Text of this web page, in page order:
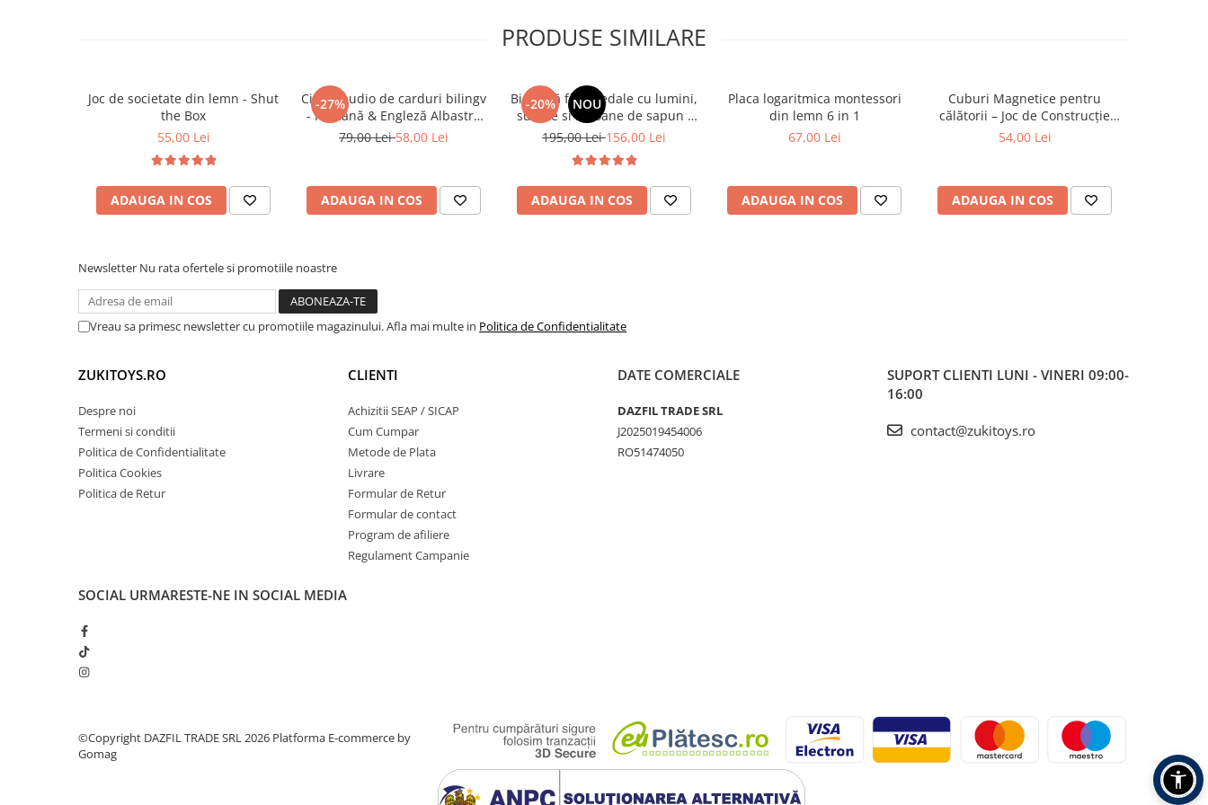
🎯 Ideal pentru
3 ani +
✔ Activități creative acasă sau la grădiniță
✔ Dezvoltarea abilităților artistice și motorii
✔ Cadouri pentru aniversări, sărbători sau proiecte școlare
PRODUSE SIMILARE
Joc de societate din lemn - Shut
the Box
55,00 Lei
ADAUGA IN COS
-27%
Cititor audio de carduri bilingv
- Română & Engleză Albastru
(224 carduri / 448 cuvinte)
79,00 Lei58,00 Lei
ADAUGA IN COS
-20% NOU
Bicicletă fără pedale cu lumini,
sunete si baloane de sapun -
roz
195,00 Lei156,00 Lei
ADAUGA IN COS
Placa logaritmica montessori
din lemn 6 in 1
67,00 Lei
ADAUGA IN COS
Cuburi Magnetice pentru
călătorii – Joc de Construcție
STEM, 3 ani+
54,00 Lei
ADAUGA IN COS
Newsletter Nu rata ofertele si promotiile noastre
Vreau sa primesc newsletter cu promotiile magazinului. Afla mai multe in Politica de Confidentialitate
ZUKITOYS.RO
Despre noi
Termeni si conditii
Politica de Confidentialitate
Politica Cookies
Politica de Retur
CLIENTI
Achizitii SEAP / SICAP
Cum Cumpar
Metode de Plata
Livrare
Formular de Retur
Formular de contact
Program de afiliere
Regulament Campanie
DATE COMERCIALE
DAZFIL TRADE SRL
J2025019454006
RO51474050
SUPORT CLIENTI LUNI - VINERI 09:00-
16:00
contact@zukitoys.ro
SOCIAL URMARESTE-NE IN SOCIAL MEDIA
©Copyright DAZFIL TRADE SRL 2026 Platforma E-commerce by
Gomag